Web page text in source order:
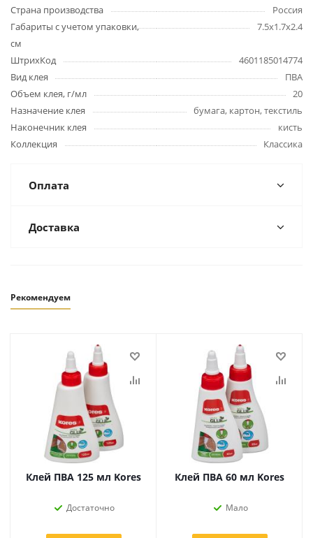
Страна производства
Россия
Габариты с учетом упаковки,
см
7.5х1.7х2.4
ШтрихКод
4601185014774
Вид клея
ПВА
Объем клея, г/мл
20
Назначение клея
бумага, картон, текстиль
Наконечник клея
кисть
Коллекция
Классика
Оплата
Доставка
Рекомендуем
Клей ПВА 125 мл Kores
Достаточно
Клей ПВА 60 мл Kores
Мало